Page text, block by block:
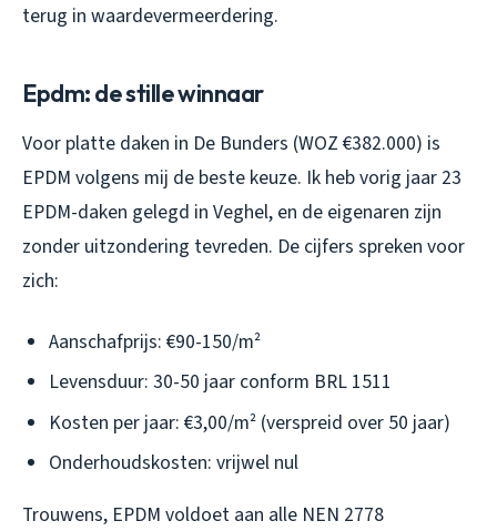
terug in waardevermeerdering.
Epdm: de stille winnaar
Voor platte daken in De Bunders (WOZ €382.000) is
EPDM volgens mij de beste keuze. Ik heb vorig jaar 23
EPDM-daken gelegd in Veghel, en de eigenaren zijn
zonder uitzondering tevreden. De cijfers spreken voor
zich:
Aanschafprijs: €90-150/m²
Levensduur: 30-50 jaar conform BRL 1511
Kosten per jaar: €3,00/m² (verspreid over 50 jaar)
Onderhoudskosten: vrijwel nul
Trouwens, EPDM voldoet aan alle NEN 2778